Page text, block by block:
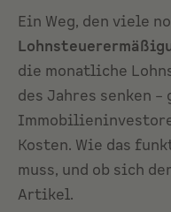
Ein Weg, den viele
die monatliche
des Jahres senken
Kosten. Wie das
muss, und ob sich
Artikel.